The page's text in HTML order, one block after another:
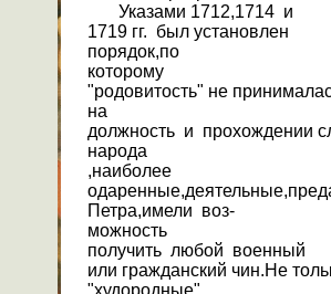
Указами 1712,1714 и
1719 гг. был установлен
порядок,по
которому
"родовитость" не
на
должность и прохождении
народа
,наиболее
Петра,имели воз-
можность
получить любой военный
или гражданский чин.Не
"худородные"